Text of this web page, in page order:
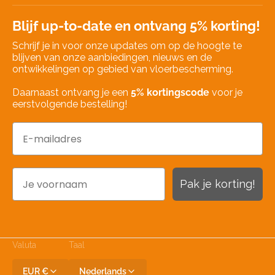
Blijf up-to-date en ontvang 5% korting!
Schrijf je in voor onze updates om op de hoogte te
blijven van onze aanbiedingen, nieuws en de
ontwikkelingen op gebied van vloerbescherming.
Daarnaast ontvang je een 5% kortingscode voor je
eerstvolgende bestelling!
Pak je korting!
Valuta
EUR €
Taal
Nederlands